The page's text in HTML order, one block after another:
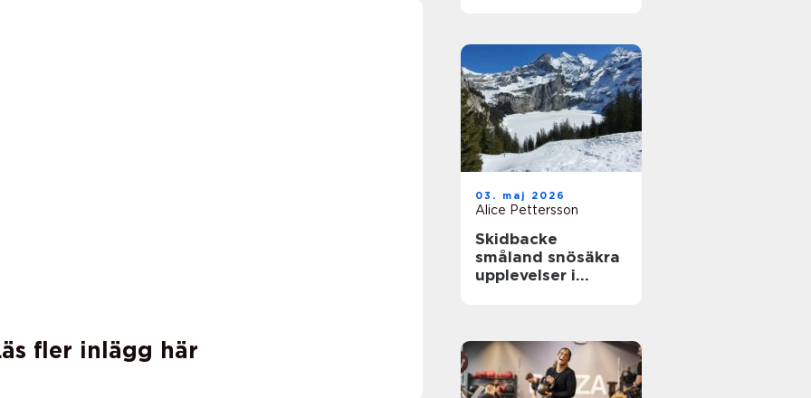
fler inlägg här
03. maj 2026
Alice Pettersson
Skidbacke
småland snösäkra
upplevelser i